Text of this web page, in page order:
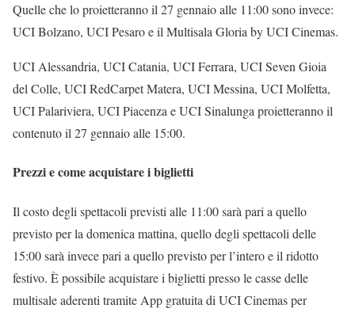
Quelle che lo proietteranno il 27 gennaio alle 11:00 sono invece:
UCI Bolzano, UCI Pesaro e il Multisala Gloria by UCI Cinemas.
UCI Alessandria, UCI Catania, UCI Ferrara, UCI Seven Gioia
del Colle, UCI RedCarpet Matera, UCI Messina, UCI Molfetta,
UCI Palariviera, UCI Piacenza e UCI Sinalunga proietteranno il
contenuto il 27 gennaio alle 15:00.
Prezzi e come acquistare i biglietti
Il costo degli spettacoli previsti alle 11:00 sarà pari a quello
previsto per la domenica mattina, quello degli spettacoli delle
15:00 sarà invece pari a quello previsto per l’intero e il ridotto
festivo. È possibile acquistare i biglietti presso le casse delle
multisale aderenti tramite App gratuita di UCI Cinemas per